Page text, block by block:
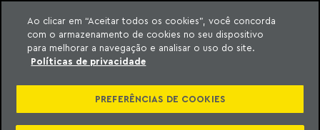
o conteúdo
Machado Meyer
COMO ADQUIRIR
ILHAS NO BRASIL
Ao clicar em “Aceitar todos os cookies”, você concorda
com o armazenamento de cookies no seu dispositivo
para melhorar a navegação e analisar o uso do site.
Políticas de privacidade
PREFERÊNCIAS DE COOKIES